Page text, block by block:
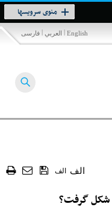
منوی سرویسها
Toggle
navigation
فارسی | العربي | English
الف الف
شکل گرفت؟